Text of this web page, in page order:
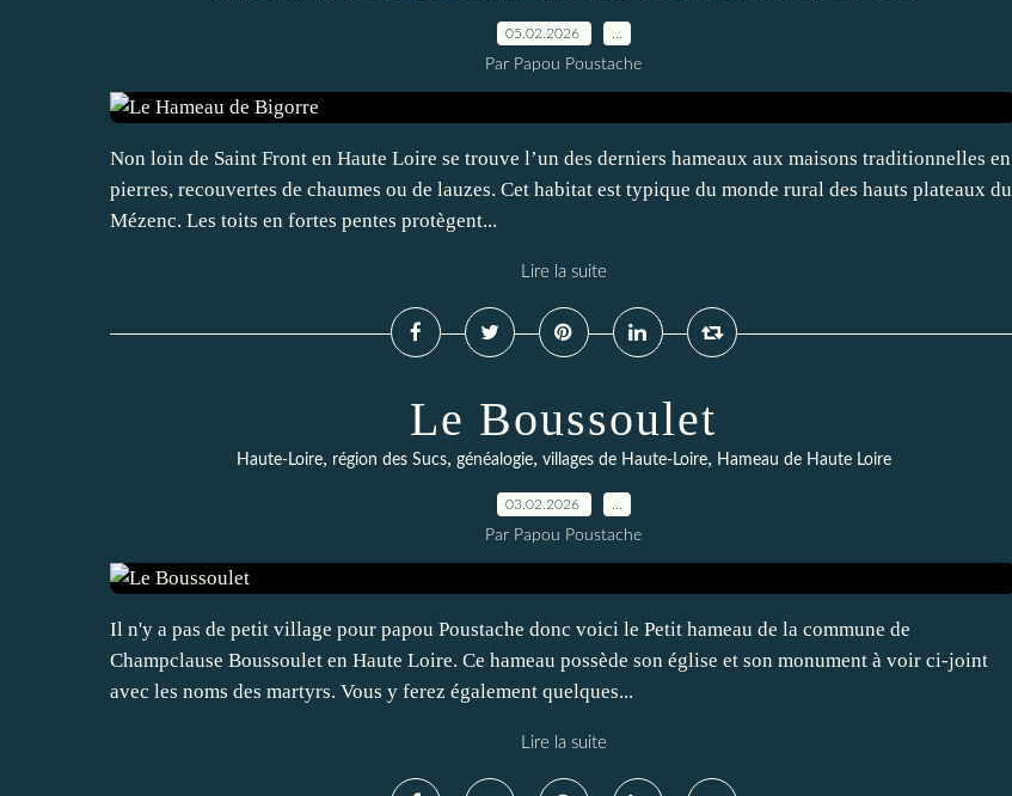
05.02.2026
Par Papou Poustache
Non loin de Saint Front en Haute Loire se trouve l’un des derniers hameaux aux maisons traditionnelles en
pierres, recouvertes de chaumes ou de lauzes. Cet habitat est typique du monde rural des hauts plateaux du
Mézenc. Les toits en fortes pentes protègent...
Lire la suite
Le Boussoulet
Haute-Loire, région des Sucs, généalogie, villages de Haute-Loire, Hameau de Haute Loire
03.02.2026
Par Papou Poustache
Il n'y a pas de petit village pour papou Poustache donc voici le Petit hameau de la commune de
Champclause Boussoulet en Haute Loire. Ce hameau possède son église et son monument à voir ci-joint
avec les noms des martyrs. Vous y ferez également quelques...
Lire la suite